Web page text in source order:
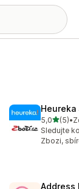
Heureka
5,0z 5(5)
Celkový •
Sledujte
Zbozi,
Address